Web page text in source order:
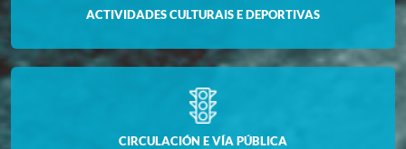
ACTIVIDADES CULTURAIS E DEPORTIVAS
CIRCULACIÓN E VÍA PÚBLICA